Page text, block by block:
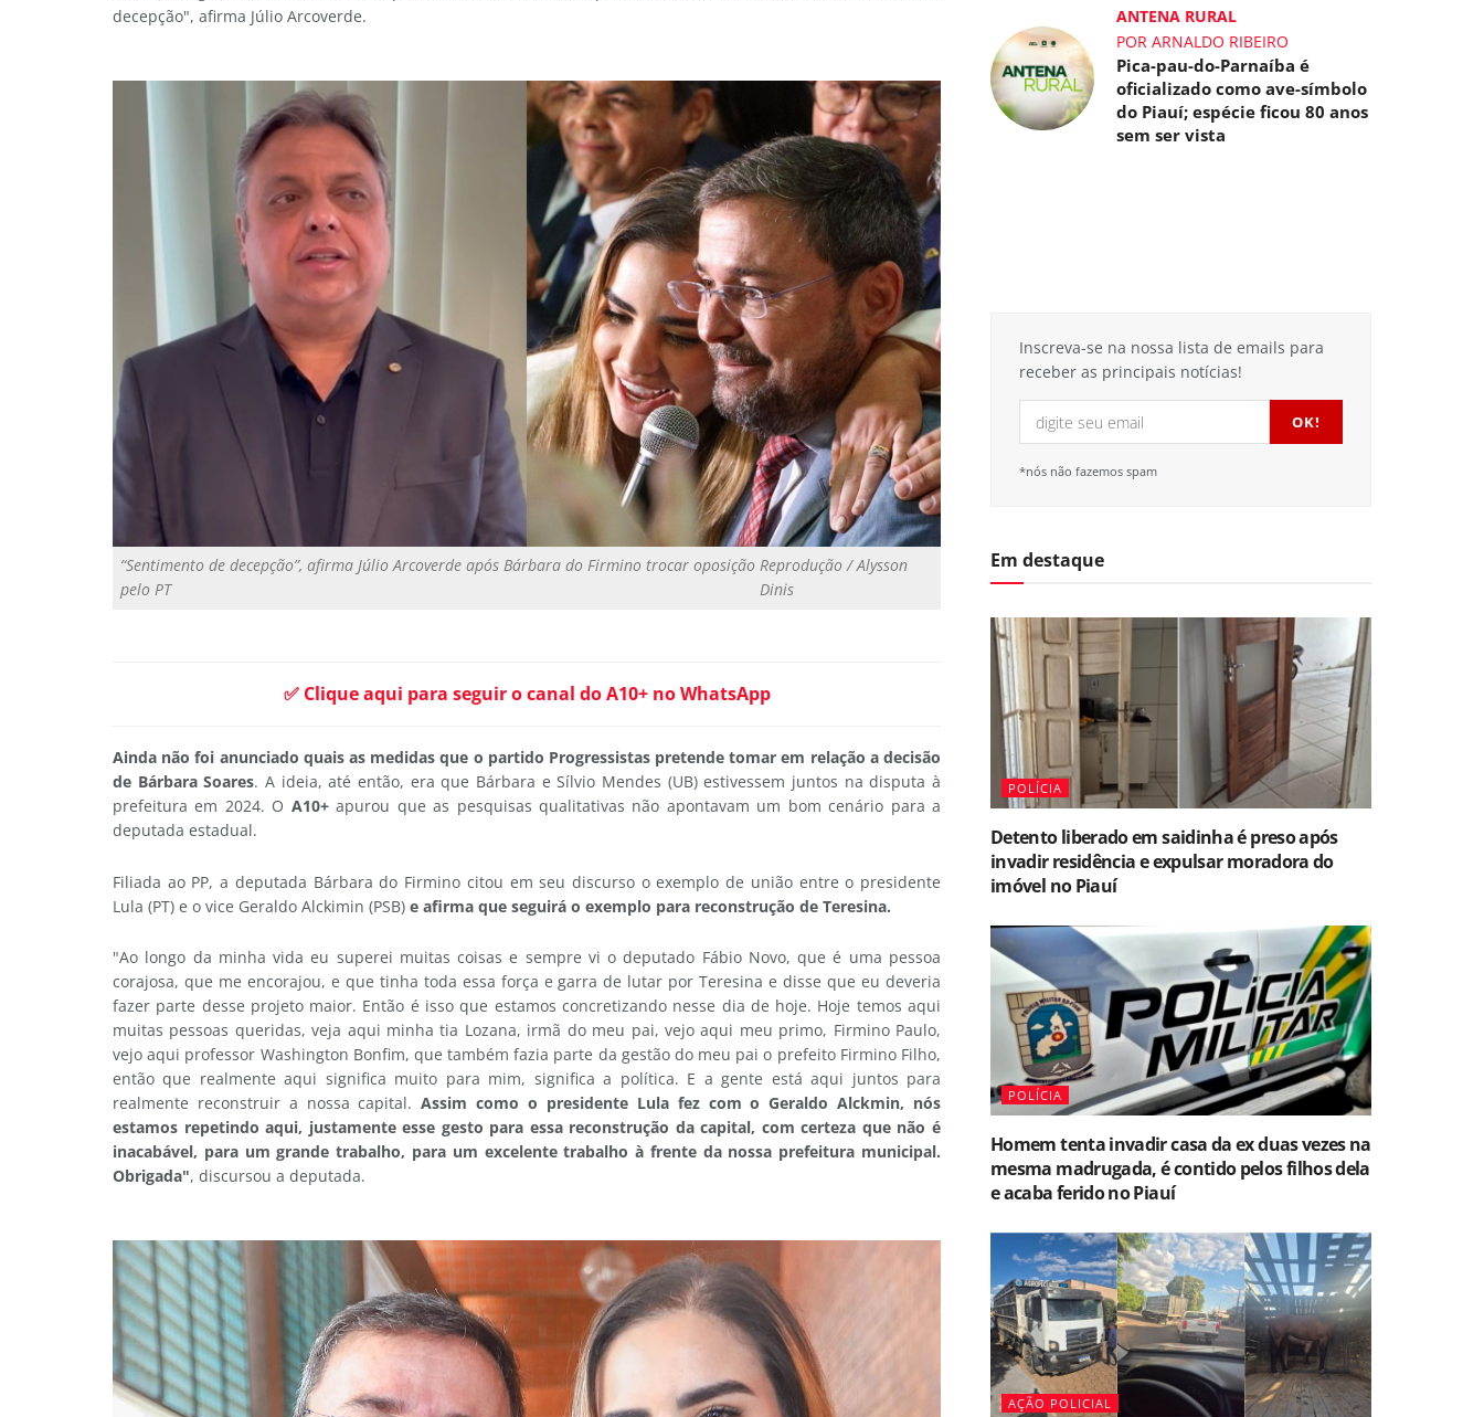
decepção", afirma Júlio Arcoverde.
“Sentimento de decepção”, afirma Júlio Arcoverde após Bárbara do Firmino trocar oposição
pelo PT
Reprodução / Alysson
Dinis
✅ Clique aqui para seguir o canal do A10+ no WhatsApp
Ainda não foi anunciado quais as medidas que o partido Progressistas pretende tomar em relação a decisão
de Bárbara Soares. A ideia, até então, era que Bárbara e Sílvio Mendes (UB) estivessem juntos na disputa à
prefeitura em 2024. O A10+apurou que as pesquisas qualitativas não apontavam um bom cenário para a
deputada estadual.
Filiada ao PP, a deputada Bárbara do Firmino citou em seu discurso o exemplo de união entre o presidente
Lula (PT) e o vice Geraldo Alckimin (PSB) e afirma que seguirá o exemplo para reconstrução de Teresina.
"Ao longo da minha vida eu superei muitas coisas e sempre vi o deputado Fábio Novo, que é uma pessoa
corajosa, que me encorajou, e que tinha toda essa força e garra de lutar por Teresina e disse que eu deveria
fazer parte desse projeto maior. Então é isso que estamos concretizando nesse dia de hoje. Hoje temos aqui
muitas pessoas queridas, veja aqui minha tia Lozana, irmã do meu pai, vejo aqui meu primo, Firmino Paulo,
vejo aqui professor Washington Bonfim, que também fazia parte da gestão do meu pai o prefeito Firmino Filho,
então que realmente aqui significa muito para mim, significa a política. E a gente está aqui juntos para
realmente reconstruir a nossa capital.Assim como o presidente Lula fez com o Geraldo Alckmin, nós
estamos repetindo aqui, justamente esse gesto para essa reconstrução da capital, com certeza que não é
inacabável, para um grande trabalho, para um excelente trabalho à frente da nossa prefeitura municipal.
Obrigada", discursou a deputada.
ANTENA RURAL
POR ARNALDO RIBEIRO
Pica-pau-do-Parnaíba é
oficializado como ave-símbolo
do Piauí; espécie ficou 80 anos
sem ser vista
Inscreva-se na nossa lista de emails para
receber as principais notícias!
*nós não fazemos spam
Em destaque
POLÍCIA
Detento liberado em saidinha é preso após
invadir residência e expulsar moradora do
imóvel no Piauí
POLÍCIA
Homem tenta invadir casa da ex duas vezes na
mesma madrugada, é contido pelos filhos dela
e acaba ferido no Piauí
AÇÃO POLICIAL